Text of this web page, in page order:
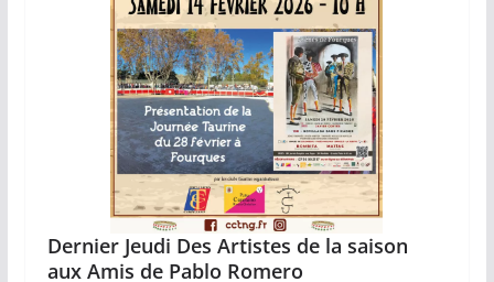
Dernier Jeudi Des Artistes de la saison
aux Amis de Pablo Romero